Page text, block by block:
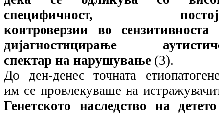
специфичност,
контроверзии во сензитивноста
дијагностицирање
спектар на нарушување (3).
До ден-денес точната
им се провлекуваше на
Генетското наследство на